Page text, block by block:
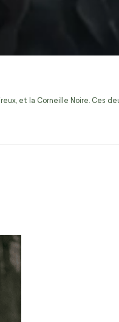
et la Corneille Noire. Ces